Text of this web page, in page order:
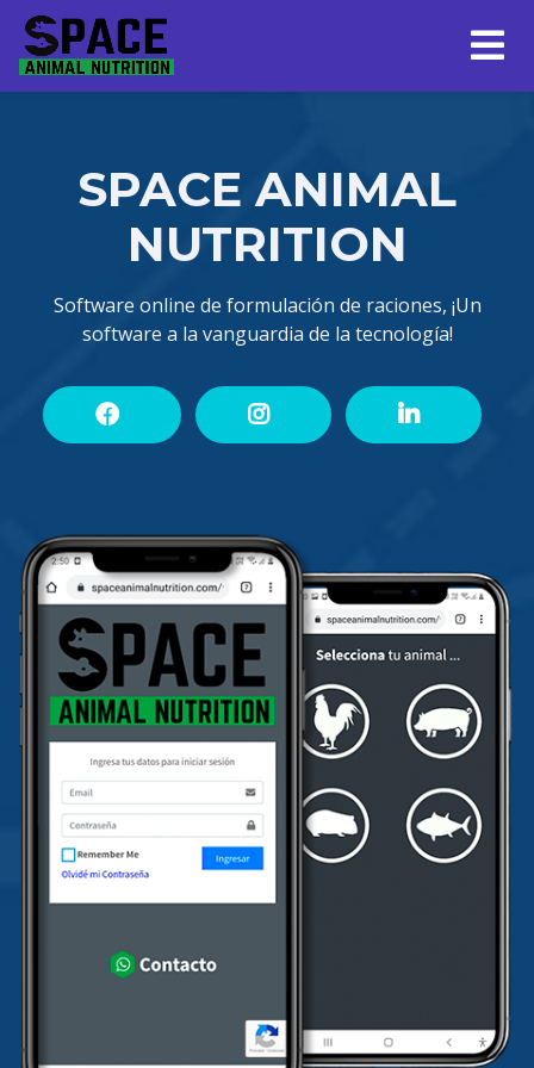
SPACE ANIMAL
NUTRITION
Software online de formulación de raciones, ¡Un
software a la vanguardia de la tecnología!